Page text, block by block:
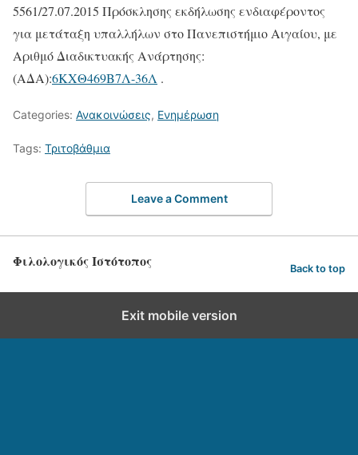
5561/27.07.2015 Πρόσκλησης εκδήλωσης ενδιαφέροντος
για μετάταξη υπαλλήλων στο Πανεπιστήμιο Αιγαίου, με
Αριθμό Διαδικτυακής Ανάρτησης:
(ΑΔΑ):6ΚΧΘ469Β7Λ-36Λ .
Categories: Ανακοινώσεις, Ενημέρωση
Tags: Τριτοβάθμια
Leave a Comment
Φιλολογικός Ιστότοπος Back to top
Exit mobile version